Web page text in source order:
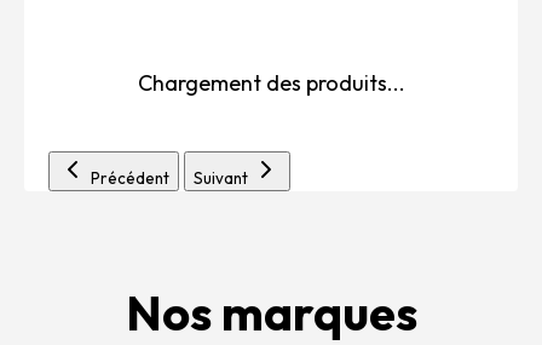
Chargement des produits...
Précédent Suivant
Nos marques